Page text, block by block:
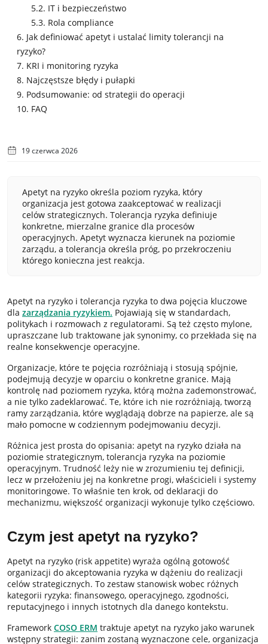
5.2. IT i bezpieczeństwo
5.3. Rola compliance
6. Jak definiować apetyt i ustalać limity tolerancji na
ryzyko?
7. KRI i monitoring ryzyka
8. Najczęstsze błędy i pułapki
9. Podsumowanie: od strategii do operacji
10. FAQ
19 czerwca 2026
Apetyt na ryzyko określa poziom ryzyka, który
organizacja jest gotowa zaakceptować w realizacji
celów strategicznych. Tolerancja ryzyka definiuje
konkretne, mierzalne granice dla procesów
operacyjnych. Apetyt wyznacza kierunek na poziomie
zarządu, a tolerancja określa próg, po przekroczeniu
którego konieczna jest reakcja.
Apetyt na ryzyko i tolerancja ryzyka to dwa pojęcia kluczowe
dla zarządzania ryzykiem. Pojawiają się w standardach,
politykach i rozmowach z regulatorami. Są też często mylone,
upraszczane lub traktowane jak synonimy, co przekłada się na
realne konsekwencje operacyjne.
Organizacje, które te pojęcia rozróżniają i stosują spójnie,
podejmują decyzje w oparciu o konkretne granice. Mają
kontrolę nad poziomem ryzyka, którą można zademonstrować,
a nie tylko zadeklarować. Te, które ich nie rozróżniają, tworzą
ramy zarządzania, które wyglądają dobrze na papierze, ale są
mało pomocne w codziennym podejmowaniu decyzji.
Różnica jest prosta do opisania: apetyt na ryzyko działa na
poziomie strategicznym, tolerancja ryzyka na poziomie
operacyjnym. Trudność leży nie w zrozumieniu tej definicji,
lecz w przełożeniu jej na konkretne progi, właścicieli i systemy
monitoringowe. To właśnie ten krok, od deklaracji do
mechanizmu, większość organizacji wykonuje tylko częściowo.
Czym jest apetyt na ryzyko?
Apetyt na ryzyko (risk appetite) wyraża ogólną gotowość
organizacji do akceptowania ryzyka w dążeniu do realizacji
celów strategicznych. To zestaw stanowisk wobec różnych
kategorii ryzyka: finansowego, operacyjnego, zgodności,
reputacyjnego i innych istotnych dla danego kontekstu.
Framework COSO ERM traktuje apetyt na ryzyko jako warunek
wstępny strategii: zanim zostaną wyznaczone cele, organizacja